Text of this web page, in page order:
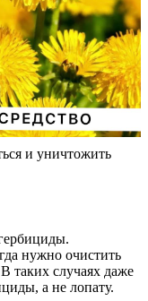
и уничтожить
нужно очистить
таких случаях даже
а не лопату.